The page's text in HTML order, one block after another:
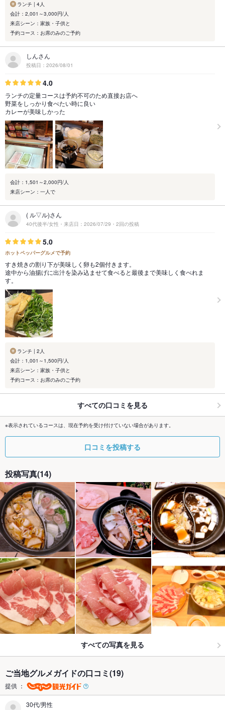
ランチ | 4人
会計：2,001～3,000円/人
来店シーン：家族・子供と
予約コース：お席のみのご予約
しんさん
投稿日：2026/08/01
4.0
ランチの定量コースは予約不可のため直接お店へ
野菜をしっかり食べたい時に良い
カレーが美味しかった
会計：1,501～2,000円/人
来店シーン：一人で
( ル▽ル)さん
40代後半/女性・来店日：2026/07/29・2回の投稿
5.0
ホットペッパーグルメで予約
すき焼きの割り下が美味しく卵も2個付きます。
途中から油揚げに出汁を染み込ませて食べると最後まで美味しく食べれま
す。
ランチ | 2人
会計：1,001～1,500円/人
来店シーン：家族・子供と
予約コース：お席のみのご予約
すべての口コミを見る
※表示されているコースは、現在予約を受け付けていない場合があります。
口コミを投稿する
投稿写真(14)
すべての写真を見る
ご当地グルメガイドの口コミ(19)
提供 ：
30代/男性